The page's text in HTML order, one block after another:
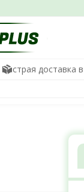
Быстрая доставка